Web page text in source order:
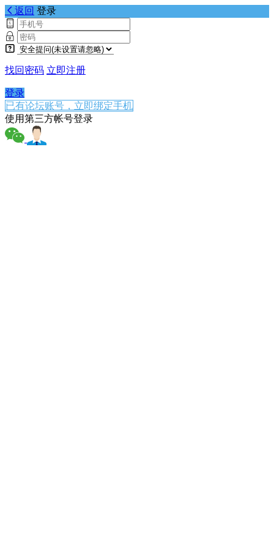
返回 登录
找回密码 立即注册
登录
已有论坛账号，立即绑定手机
使用第三方帐号登录